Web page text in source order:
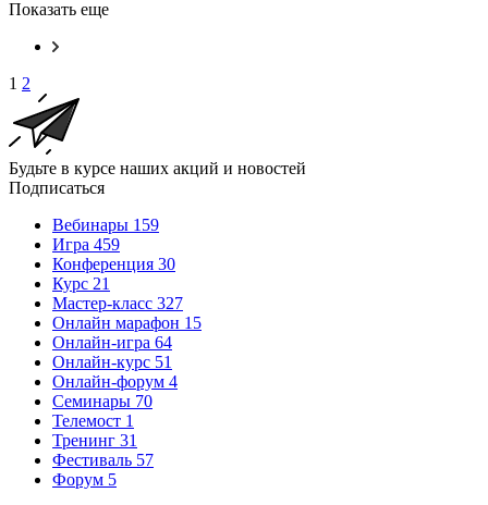
Показать еще
1 2
Будьте в курсе наших акций и новостей
Подписаться
Вебинары 159
Игра 459
Конференция 30
Курс 21
Мастер-класс 327
Онлайн марафон 15
Онлайн-игра 64
Онлайн-курс 51
Онлайн-форум 4
Семинары 70
Телемост 1
Тренинг 31
Фестиваль 57
Форум 5